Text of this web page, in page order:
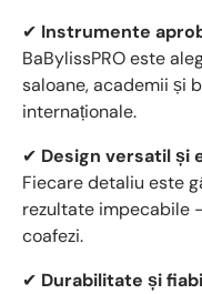
✔ Instrumente
BaBylissPRO este
saloane, academii și
internaționale.
✔ Design versatil și
Fiecare detaliu este
rezultate impecabile
coafezi.
✔ Durabilitate și